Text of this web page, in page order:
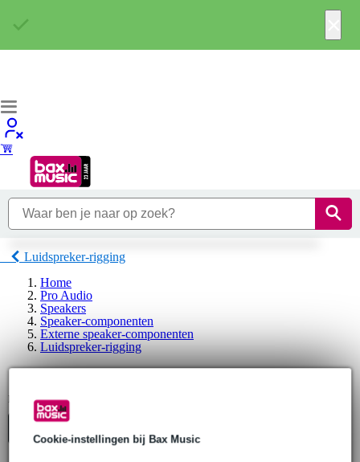
Cookie-instellingen bij Bax Music
Luidspreker-rigging
Home
Pro Audio
Speakers
Speaker-componenten
Externe speaker-componenten
Luidspreker-rigging
Konig & Meyer Luidspreker-rigging
Er is product gevonden.